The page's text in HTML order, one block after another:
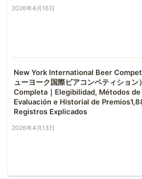
2026年4月16日
New York International Beer
ューヨーク国際ビアコンペティション
Completa｜Elegibilidad, Métodos de
Evaluación e Historial de
Registros Explicados
2026年4月13日